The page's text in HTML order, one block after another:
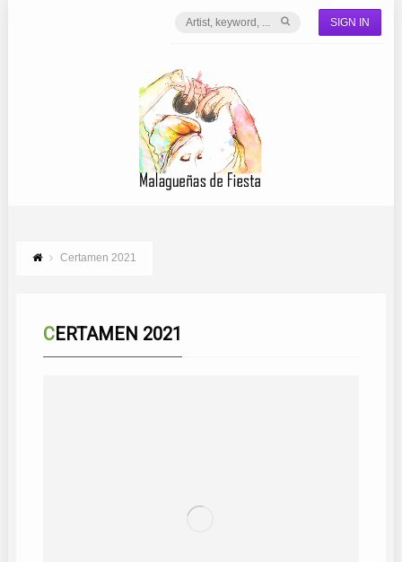
SIGN IN
Certamen 2021
CERTAMEN 2021